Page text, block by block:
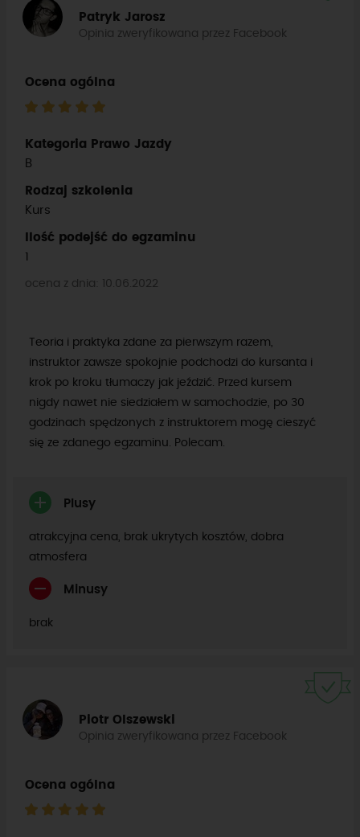
Ocena ogólna
Kategoria Prawo Jazdy
B
Rodzaj szkolenia
Kurs
Ilość podejść do egzaminu
1
ocena z dnia: 10.06.2022
Patryk Jarosz
Opinia zweryfikowana przez Facebook
Teoria i praktyka zdane za pierwszym razem,
instruktor zawsze spokojnie podchodzi do kursanta i
krok po kroku tłumaczy jak jeździć. Przed kursem
nigdy nawet nie siedziałem w samochodzie, po 30
godzinach spędzonych z instruktorem mogę cieszyć
się ze zdanego egzaminu. Polecam.
Plusy
atrakcyjna cena, brak ukrytych kosztów, dobra
atmosfera
Minusy
brak
Ocena ogólna
Piotr Olszewski
Opinia zweryfikowana przez Facebook